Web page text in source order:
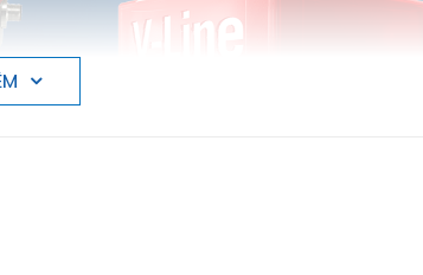
tại Đức .
Nam trong lĩnh vực đo lương, kiểm